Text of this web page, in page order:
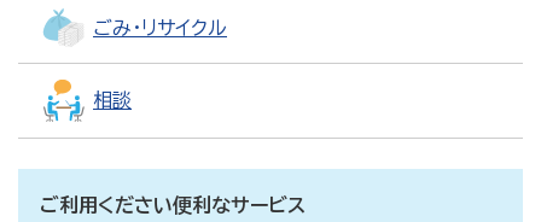
ごみ・リサイクル
相談
ご利用ください便利なサービス